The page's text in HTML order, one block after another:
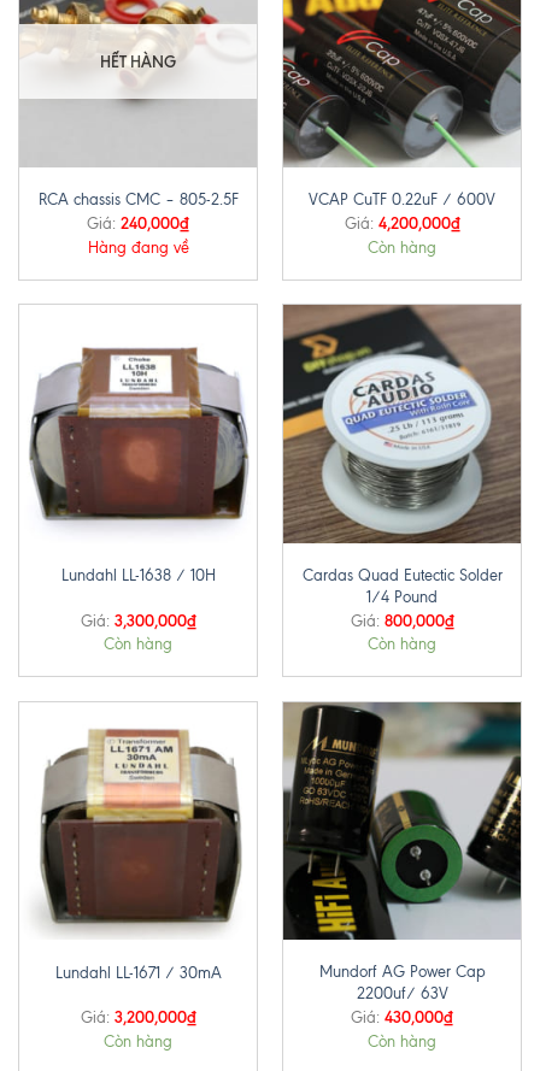
HẾT HÀNG
RCA chassis CMC – 805-2.5F
Giá: 240,000₫
Hàng đang về
VCAP CuTF 0.22uF / 600V
Giá: 4,200,000₫
Còn hàng
Lundahl LL-1638 / 10H
Giá: 3,300,000₫
Còn hàng
Cardas Quad Eutectic Solder
1/4 Pound
Giá: 800,000₫
Còn hàng
Lundahl LL-1671 / 30mA
Giá: 3,200,000₫
Còn hàng
Mundorf AG Power Cap
2200uf/ 63V
Giá: 430,000₫
Còn hàng